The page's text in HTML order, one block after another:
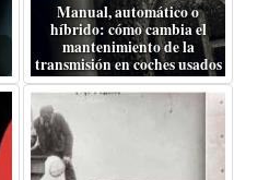
Manual, automático o
híbrido: cómo cambia el
mantenimiento de la
transmisión en coches usados